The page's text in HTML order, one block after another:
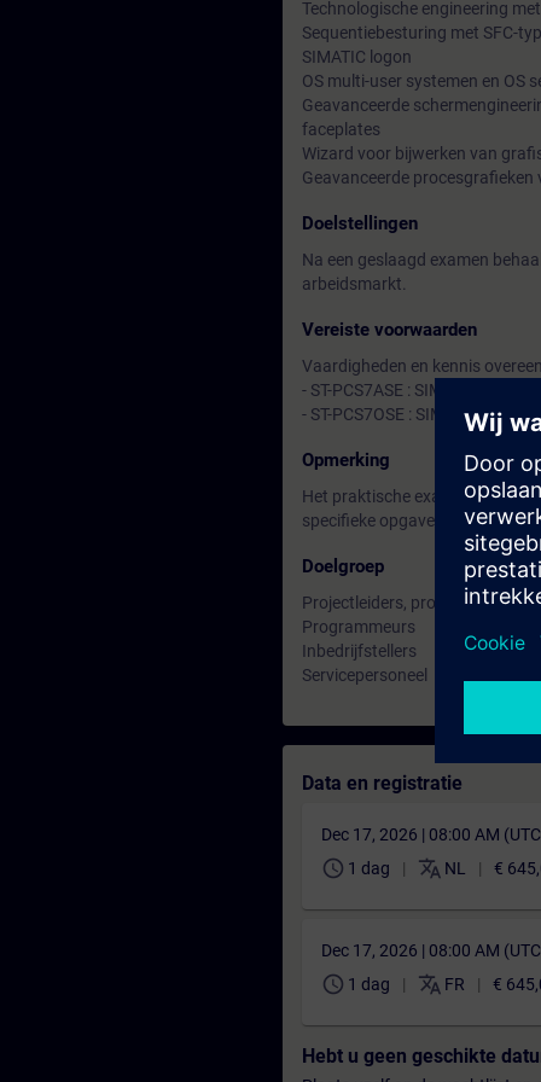
Technologische engineering met
Sequentiebesturing met SFC-
SIMATIC logon
OS multi-user systemen en OS
Geavanceerde
faceplates
Wizard voor bijwerken van
Geavanceerde
Doelstellingen
Na een geslaagd examen
arbeidsmarkt.
Vereiste voorwaarden
Vaardigheden en kennis
- ST-PCS7ASE : SIMATIC PCS7
- ST-PCS7OSE : SIMATIC PCS7
Opmerking
Het praktische examen omvat
specifieke opgave.
Doelgroep
Projectleiders,
Programmeurs
Inbedrijfstellers
Servicepersoneel
Data en registratie
Dec 17, 2026 | 08:00 AM
schedule 1 dag translate NL €
Dec 17, 2026 | 08:00 AM
schedule 1 dag translate FR €
Hebt u geen geschikte